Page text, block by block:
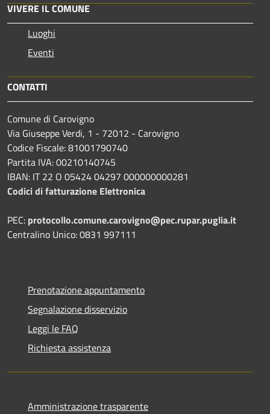
VIVERE IL COMUNE
Luoghi
Eventi
CONTATTI
Comune di Carovigno
Via Giuseppe Verdi, 1 - 72012 - Carovigno
Codice Fiscale: 81001790740
Partita IVA: 00210140745
IBAN: IT 22 O 05424 04297 000000000281
Codici di fatturazione Elettronica
PEC: protocollo.comune.carovigno@pec.rupar.puglia.it
Centralino Unico: 0831 997111
Prenotazione appuntamento
Segnalazione disservizio
Leggi le FAQ
Richiesta assistenza
Amministrazione trasparente